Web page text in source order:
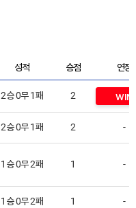
성적 승점 연장
2승 0무 1패 2 WIN
2승 0무 1패 2 -
1승 0무 2패 1 -
1승 0무 2패 1 -